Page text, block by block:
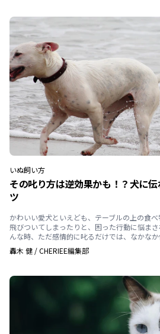
いぬ飼い方
その叱り方は逆効果かも！？犬に
ツ
かわいい愛犬といえども、テーブルの上の食
飛びついてしまったりと、困った行動に悩ま
んな時、ただ感情的に叱るだけでは、なかなか
轟木 健 /CHERIEE編集部